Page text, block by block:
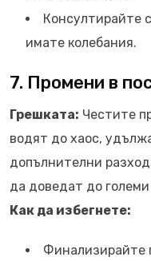
Консултирайте
имате колебания.
7. Промени в
Грешката: Честите
водят до хаос,
допълнителни
да доведат до големи
Как да избегнете:
Финализирайте